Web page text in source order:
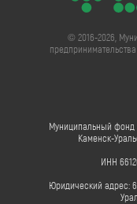
© 2016-2026,
Муниципальный фонд
Каменск-
ИНН
Юридический адрес: